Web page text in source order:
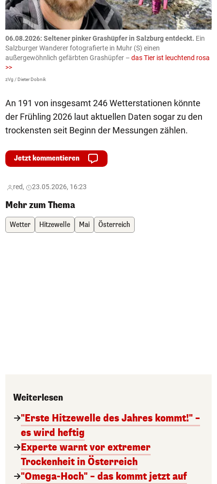
06.08.2026: Seltener pinker Grashüpfer in Salzburg entdeckt. Ein
Salzburger Wanderer fotografierte in Muhr (S) einen
außergewöhnlich gefärbten Grashüpfer – das Tier ist leuchtend rosa
>>
zVg / Dieter Dobnik
An 191 von insgesamt 246 Wetterstationen könnte
der Frühling 2026 laut aktuellen Daten sogar zu den
trockensten seit Beginn der Messungen zählen.
Jetzt kommentieren
red, 23.05.2026, 16:23
Mehr zum Thema
Wetter Hitzewelle Mai Österreich
Weiterlesen
"Erste Hitzewelle des Jahres kommt!" –
es wird heftig
Experte warnt vor extremer
Trockenheit in Österreich
"Omega-Hoch" – das kommt jetzt auf